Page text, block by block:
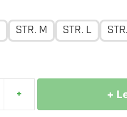
STR. M STR. L
+ +